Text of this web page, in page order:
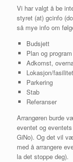
Vi har valgt å be
styret (at) gcinfo
så mye info om
Budsjett
Plan og program
Adkomst,
Lokasjon/
Parkering
Stab
Referanser
Arrangøren burde
eventet og
GiNo). Og det vil
med å arrangere
la det stoppe deg).